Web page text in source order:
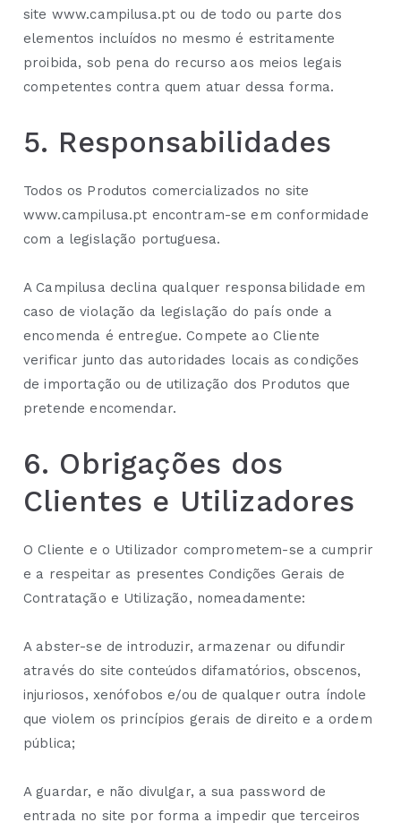
site www.campilusa.pt ou de todo ou parte dos
elementos incluídos no mesmo é estritamente
proibida, sob pena do recurso aos meios legais
competentes contra quem atuar dessa forma.
5. Responsabilidades
Todos os Produtos comercializados no site
www.campilusa.pt encontram-se em conformidade
com a legislação portuguesa.
A Campilusa declina qualquer responsabilidade em
caso de violação da legislação do país onde a
encomenda é entregue. Compete ao Cliente
verificar junto das autoridades locais as condições
de importação ou de utilização dos Produtos que
pretende encomendar.
6. Obrigações dos
Clientes e Utilizadores
O Cliente e o Utilizador comprometem-se a cumprir
e a respeitar as presentes Condições Gerais de
Contratação e Utilização, nomeadamente:
A abster-se de introduzir, armazenar ou difundir
através do site conteúdos difamatórios, obscenos,
injuriosos, xenófobos e/ou de qualquer outra índole
que violem os princípios gerais de direito e a ordem
pública;
A guardar, e não divulgar, a sua password de
entrada no site por forma a impedir que terceiros